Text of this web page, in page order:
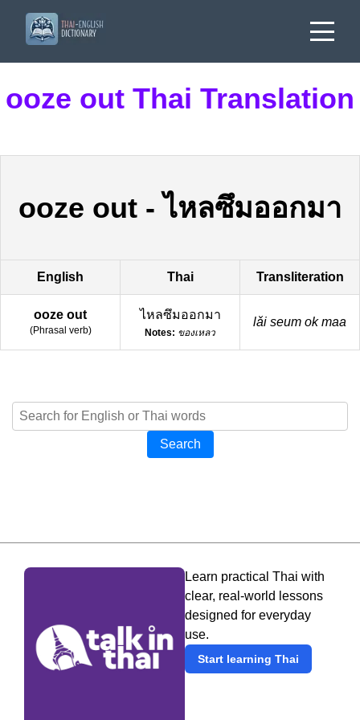
ooze out Thai Translation
ooze out -ไหลซึมออกมา
English Thai Transliteration
ooze out
(Phrasal verb)
ไหลซึมออกมา
Notes: ของเหลว
lǎi seum ok maa
Search
Learn practical Thai with
clear, real-world lessons
designed for everyday
use.
Start learning Thai